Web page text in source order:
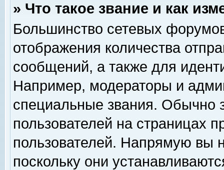
» Что такое звание и как
Большинство сетевых
отображения количества
сообщений, а также для
Например, модераторы и
специальные звания. Обычно
пользователей на страницах
пользователей. Напрямую вы
поскольку они